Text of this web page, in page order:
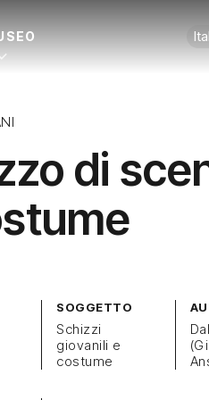
di
SOGGETTO
Schizzi
giovanili e
costume